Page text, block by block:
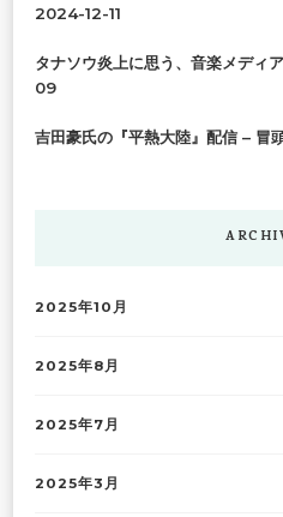
2024-12-11
タナソウ炎上に思う、音楽メディ
09
吉田豪氏の『平熱大陸』配信 – 冒
2025年10月
2025年8月
2025年7月
2025年3月